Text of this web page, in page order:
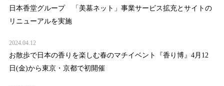
日本香堂グループ 「美墓ネット」事業サービス拡充とサイトの
リニューアルを実施
2024.04.12
お散歩で日本の香りを楽しむ春のマチイベント『香り博』4月12
日(金)から東京・京都で初開催